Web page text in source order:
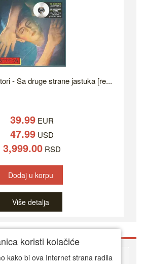
- Sa druge strane jastuka [re...
39.99EUR
47.99USD
3,999.00RSD
Dodaj u korpu
Više detalja
koristi kolačiće
kako bi ova Internet strana radila